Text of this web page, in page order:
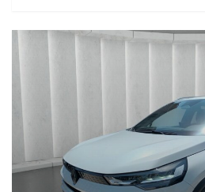
Vedi dettagli